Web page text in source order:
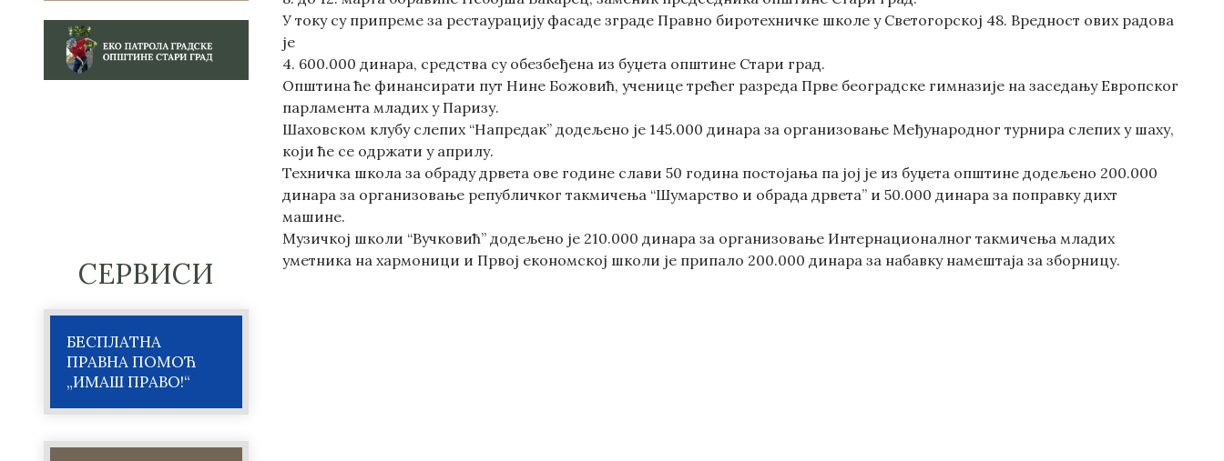
СЕРВИСИ
БЕСПЛАТНА
ПРАВНА ПОМОЋ
„ИМАШ ПРАВО!“
У току су припреме за рестаурацију фасаде зграде Правно биротехничке школе у Светогорској 48. Вредност ових радова
је
4. 600.000 динара, средства су обезбеђена из буџета општине Стари град.
Општина ће финансирати пут Нине Божовић, ученице трећег разреда Прве београдске гимназије на заседању Европског
парламента младих у Паризу.
Шаховском клубу слепих “Напредак” додељено је 145.000 динара за организовање Међународног турнира слепих у шаху,
који ће се одржати у априлу.
Техничка школа за обраду дрвета ове године слави 50 година постојања па јој је из буџета општине додељено 200.000
динара за организовање републичког такмичења “Шумарство и обрада дрвета” и 50.000 динара за поправку дихт
машине.
Музичкој школи “Вучковић” додељено је 210.000 динара за организовање Интернационалног такмичења младих
уметника на хармоници и Првој економској школи је припало 200.000 динара за набавку намештаја за зборницу.